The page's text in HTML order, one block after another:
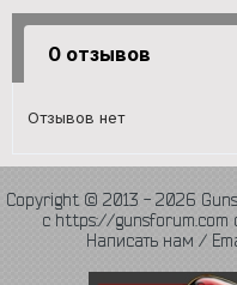
0 отзывов
Отзывов нет
Copyright © 2013 - 2026
с https://gunsforum.com
Написать нам /